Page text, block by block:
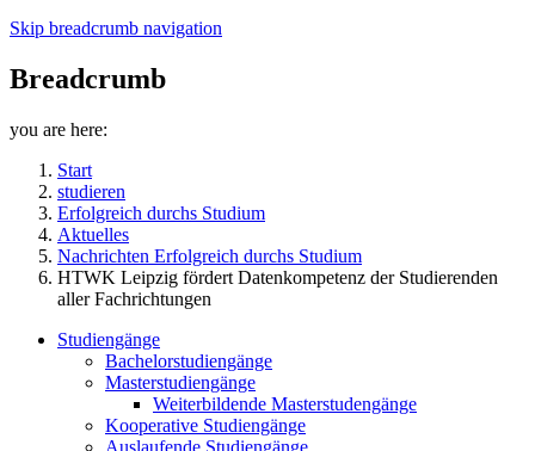
Skip breadcrumb navigation
Breadcrumb
you are here:
Start
studieren
Erfolgreich durchs Studium
Aktuelles
Nachrichten Erfolgreich durchs Studium
HTWK Leipzig fördert Datenkompetenz der Studierenden
aller Fachrichtungen
Studiengänge
Bachelorstudiengänge
Masterstudiengänge
Weiterbildende Masterstudengänge
Kooperative Studiengänge